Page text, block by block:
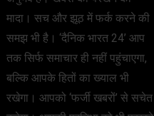
मादा। सच और झूठ में फर्क करने की
समझ भी है। ‘दैनिक भारत 24’ आप
तक सिर्फ समाचार ही नहीं पहुंचाएगा,
बल्कि आपके हितों का ख्याल भी
रखेगा। आपको ‘फर्जी खबरों’ से सचेत